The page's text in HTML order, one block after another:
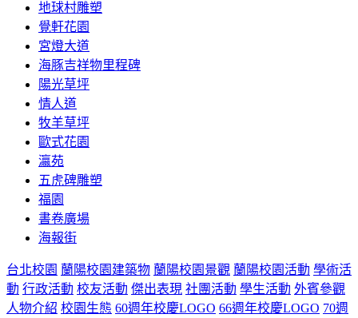
地球村雕塑
覺軒花園
宮燈大道
海豚吉祥物里程碑
陽光草坪
情人道
牧羊草坪
歐式花園
瀛苑
五虎碑雕塑
福園
書卷廣場
海報街
台北校園 蘭陽校園建築物 蘭陽校園景觀 蘭陽校園活動 學術活
動 行政活動 校友活動 傑出表現 社團活動 學生活動 外賓參觀
人物介紹 校園生態 60週年校慶LOGO 66週年校慶LOGO 70週